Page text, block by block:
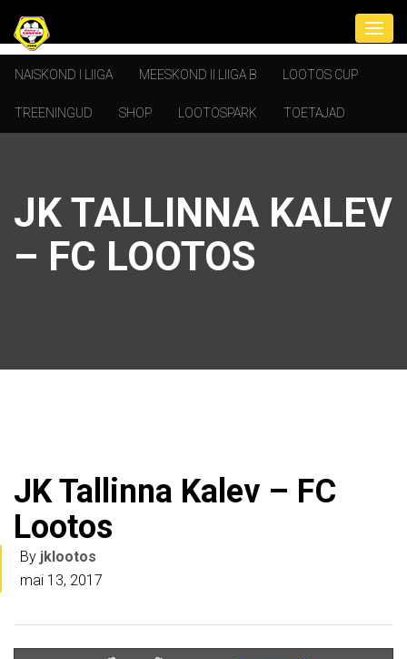
NAISKOND I LIIGA MEESKOND II LIIGA B LOOTOS CUP
TREENINGUD SHOP LOOTOSPARK TOETAJAD
JK TALLINNA KALEV
– FC LOOTOS
JK Tallinna Kalev – FC
Lootos
By jklootos
mai 13, 2017